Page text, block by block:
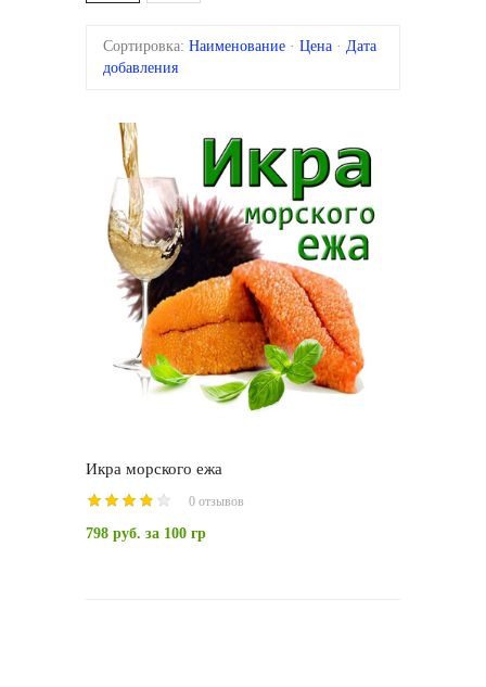
Сортировка: Наименование · Цена · Дата
добавления
Икра морского ежа
0 отзывов
798 руб. за 100 гр